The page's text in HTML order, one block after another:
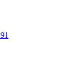
91